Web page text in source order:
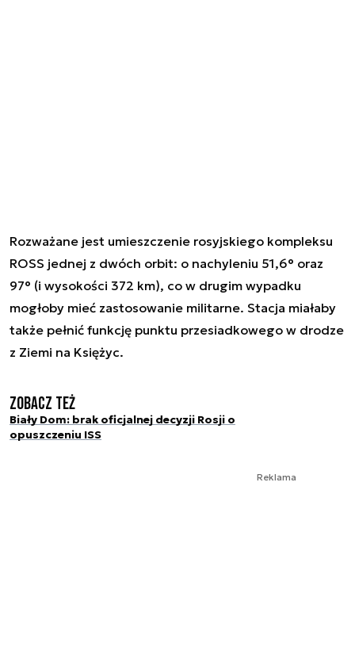
Rozważane jest umieszczenie rosyjskiego kompleksu
ROSS jednej z dwóch orbit: o nachyleniu 51,6° oraz
97° (i wysokości 372 km), co w drugim wypadku
mogłoby mieć zastosowanie militarne. Stacja miałaby
także pełnić funkcję punktu przesiadkowego w drodze
z Ziemi na Księżyc.
Zobacz też
Biały Dom: brak oficjalnej decyzji Rosji o
opuszczeniu ISS
Reklama